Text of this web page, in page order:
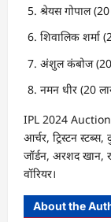
श्रेयस गोपाल
शिवालिक शर्मा
अंशुल कंबोज
नमन धीर (20
IPL 2024 Auction
आर्चर, ट्रिस्टन
जॉर्डन, अरशद खान,
वॉरियर।
About the